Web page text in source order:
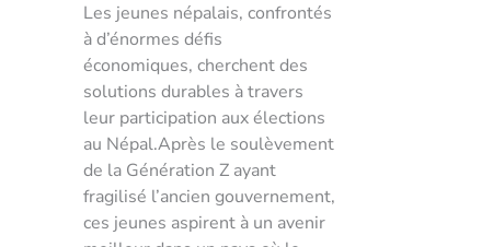
Les jeunes népalais, confrontés
à d’énormes défis
économiques, cherchent des
solutions durables à travers
leur participation aux élections
au Népal.Après le soulèvement
de la Génération Z ayant
fragilisé l’ancien gouvernement,
ces jeunes aspirent à un avenir